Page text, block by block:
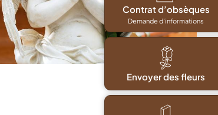
Contrat d’obsèques
Demande d'informations
Envoyer des fleurs